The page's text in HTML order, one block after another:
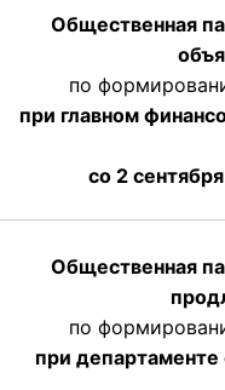
Общественная
по
при главном
со 2
Общественная
по
при департаменте